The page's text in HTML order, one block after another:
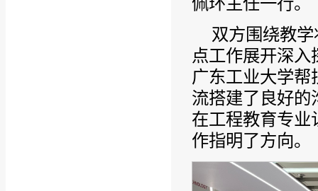
双方围绕教
点工作展开深
广东工业大学
流搭建了良好的
在工程教育专业
作指明了方向。